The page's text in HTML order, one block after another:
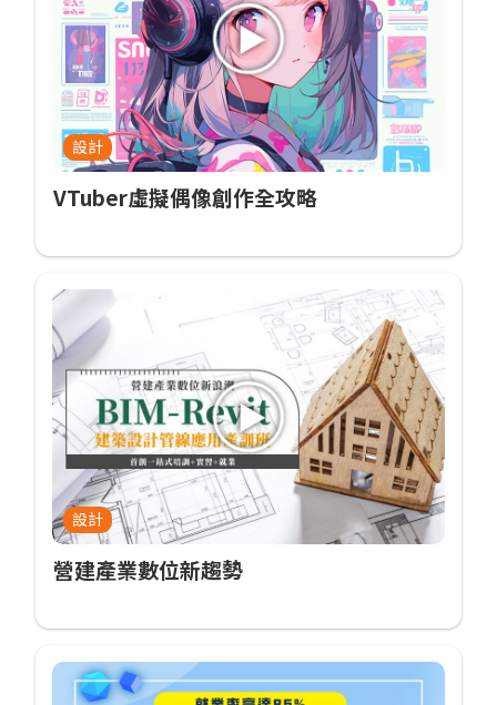
設計
VTuber虛擬偶像創作全攻略
設計
營建產業數位新趨勢